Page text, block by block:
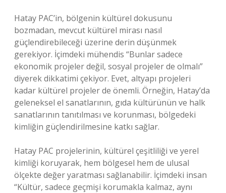
Hatay PAC’in, bölgenin kültürel dokusunu
bozmadan, mevcut kültürel mirası nasıl
güçlendirebileceği üzerine derin düşünmek
gerekiyor. İçimdeki mühendis “Bunlar sadece
ekonomik projeler değil, sosyal projeler de olmalı”
diyerek dikkatimi çekiyor. Evet, altyapı projeleri
kadar kültürel projeler de önemli. Örneğin, Hatay’da
geleneksel el sanatlarının, gıda kültürünün ve halk
sanatlarının tanıtılması ve korunması, bölgedeki
kimliğin güçlendirilmesine katkı sağlar.
Hatay PAC projelerinin, kültürel çeşitliliği ve yerel
kimliği koruyarak, hem bölgesel hem de ulusal
ölçekte değer yaratması sağlanabilir. İçimdeki insan
“Kültür, sadece geçmişi korumakla kalmaz, aynı